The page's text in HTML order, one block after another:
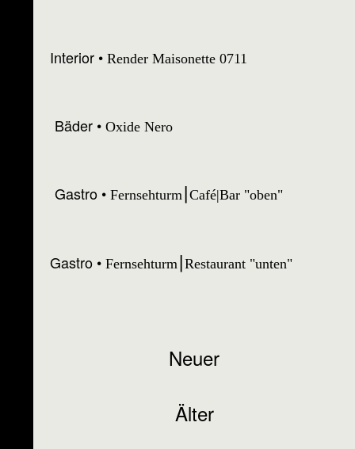
Interior Render Maisonette 0711
Bäder Oxide Nero
Gastro Fernsehturm⎮Café|Bar "oben"
Gastro Fernsehturm⎮Restaurant "unten"
Neuer
Älter